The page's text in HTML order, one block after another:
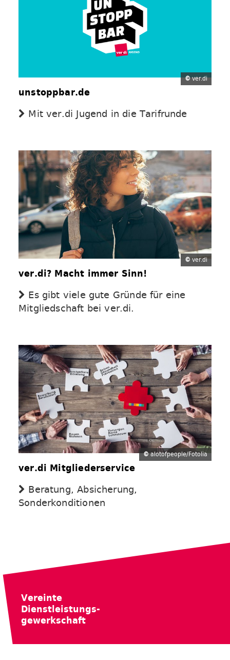
©ver.di
unstoppbar.de
Mit ver.di Jugend in die Tarifrunde
© ver.di
ver.di? Macht immer Sinn!
Es gibt viele gute Gründe für eine
Mitgliedschaft bei ver.di.
©alotofpeople/Fotolia
ver.di Mitgliederservice
Beratung, Absicherung,
Sonderkonditionen
Vereinte
Dienstleistungs-
gewerkschaft